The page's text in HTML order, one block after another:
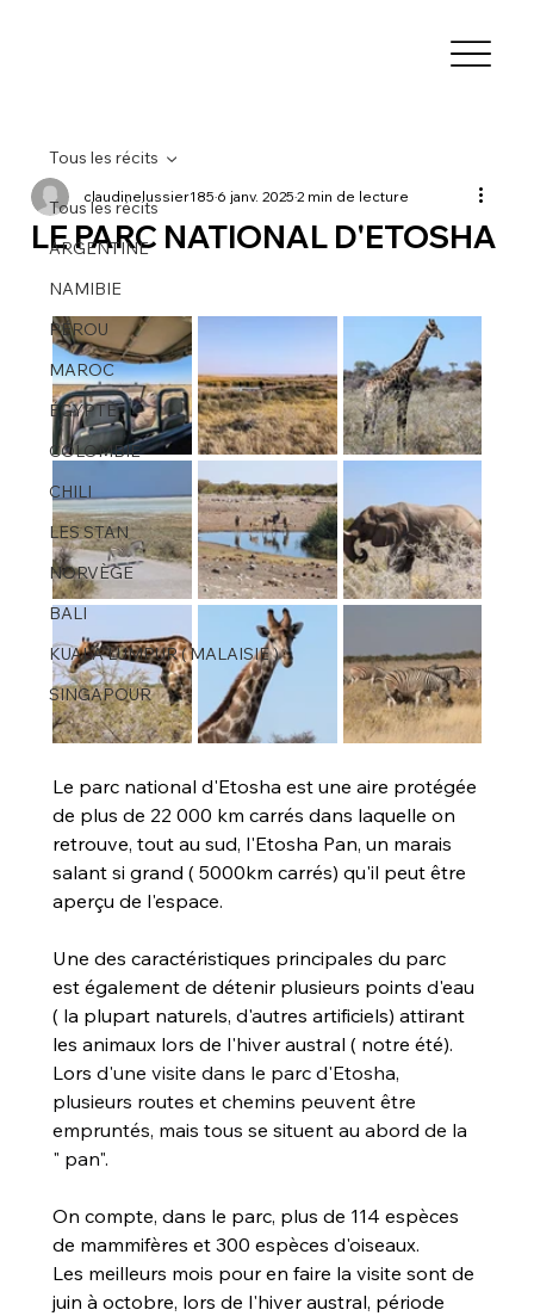
Tous les récits
ARGENTINE
NAMIBIE
PÉROU
MAROC
ÉGYPTE
COLOMBIE
CHILI
LES STAN
NORVÈGE
BALI
KUALA LUMPUR ( MALAISIE )
SINGAPOUR
Tous les récits
LE PARC NATIONAL D'ETOSHA
claudinelussier1856 janv. 20252 min de lecture
Le parc national d'Etosha est une aire protégée
de plus de 22 000 km carrés dans laquelle on
retrouve, tout au sud, l'Etosha Pan, un marais
salant si grand ( 5000km carrés) qu'il peut être
aperçu de l'espace.
Une des caractéristiques principales du parc
est également de détenir plusieurs points d'eau
( la plupart naturels, d'autres artificiels) attirant
les animaux lors de l'hiver austral ( notre été).
Lors d'une visite dans le parc d'Etosha,
plusieurs routes et chemins peuvent être
empruntés, mais tous se situent au abord de la
" pan".
On compte, dans le parc, plus de 114 espèces
de mammifères et 300 espèces d'oiseaux.
Les meilleurs mois pour en faire la visite sont de
juin à octobre, lors de l'hiver austral, période